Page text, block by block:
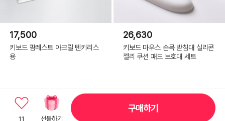
17,500
키보드 팜레스트 아크릴 텐키리스
용
26,630
키보드 마우스 손목 받침대 실리콘
젤리 쿠션 패드 보호대 세트
11 선물하기
구매하기